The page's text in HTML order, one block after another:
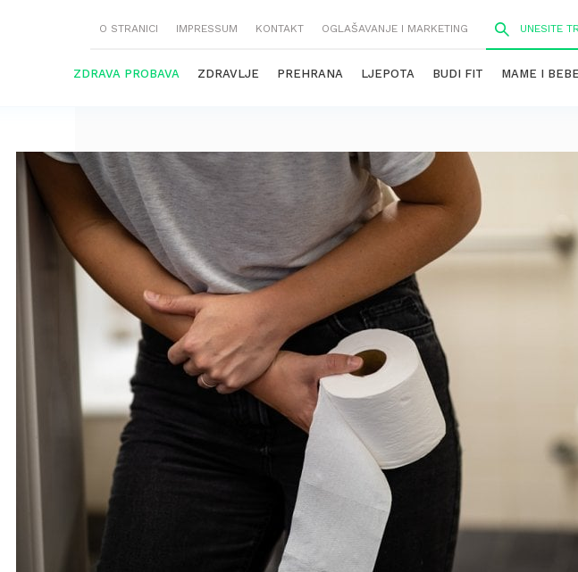
O STRANICI IMPRESSUM KONTAKT OGLAŠAVANJE I MARKETING
ZDRAVA PROBAVA ZDRAVLJE PREHRANA LJEPOTA BUDI FIT MAME I BEBE